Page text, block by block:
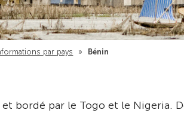
par pays » Bénin
bordé par le Togo et le Nigeria.